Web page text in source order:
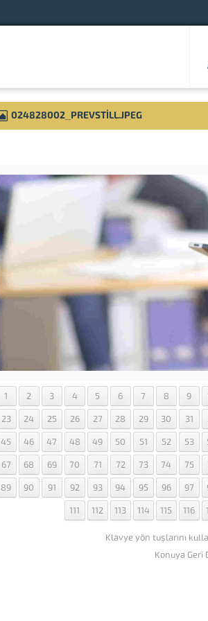
024828002_PREVSTILL.JPEG
1 2 3 4 5 6 7 8 9
23 24 25 26 27 28 29 30 31
45 46 47 48 49 50 51 52 53
67 68 69 70 71 72 73 74 75
89 90 91 92 93 94 95 96 97
111 112 113 114 115 116
Klavye yön tuşlarını
Konuya Geri